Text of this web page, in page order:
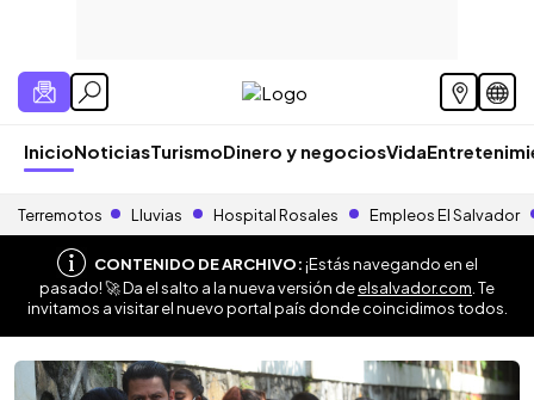
InicioNoticiasTurismoDinero y negociosVida
Terremotos Lluvias Hospital Rosales Empleos El Salvador
CONTENIDO DE ARCHIVO:¡Estás navegando en el
pasado! 🚀 Da el salto a la nueva versión deelsalvador.com . Te
invitamos a visitar el nuevo portal país donde coincidimos todos.